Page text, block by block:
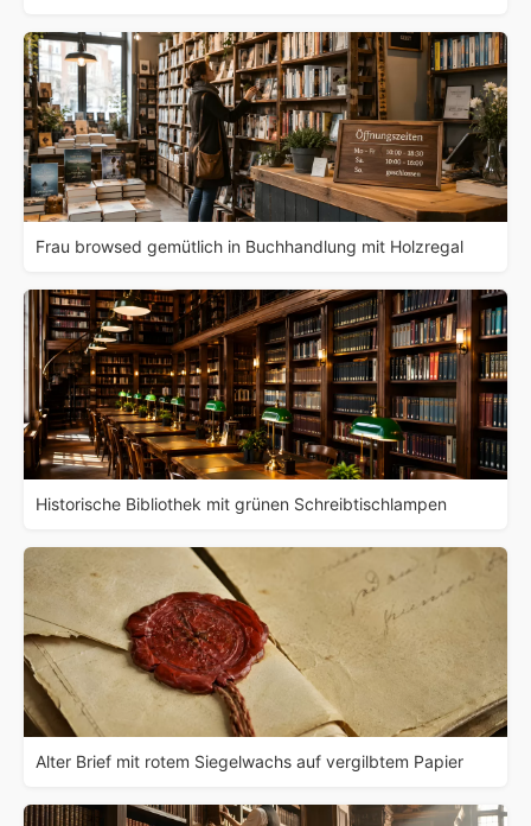
Frau browsed gemütlich in Buchhandlung mit Holzregal
Historische Bibliothek mit grünen Schreibtischlampen
Alter Brief mit rotem Siegelwachs auf vergilbtem Papier